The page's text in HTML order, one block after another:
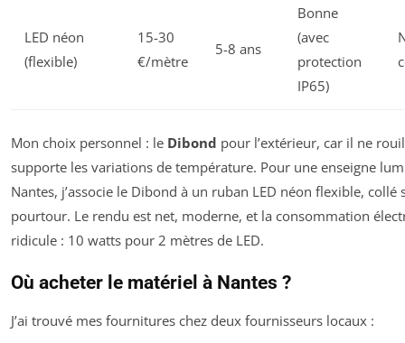
LED néon
(flexible)
15-30
€/mètre
5-8 ans
Bonne
(avec
protection
IP65)
Mon choix personnel : le Dibond pour l’extérieur, car il ne
supporte les variations de température. Pour une enseigne
Nantes, j’associe le Dibond à un ruban LED néon flexible, collé
pourtour. Le rendu est net, moderne, et la consommation
ridicule : 10 watts pour 2 mètres de LED.
Où acheter le matériel à Nantes ?
J’ai trouvé mes fournitures chez deux fournisseurs locaux :